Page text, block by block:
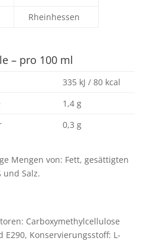
Rheinhessen
– pro 100 ml
335 kJ / 80 kcal
1,4 g
0,3 g
Mengen von: Fett, gesättigten
und Salz.
Carboxymethylcellulose
E290, Konservierungsstoff: L-